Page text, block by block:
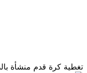
تغطية كرة قدم منشأة